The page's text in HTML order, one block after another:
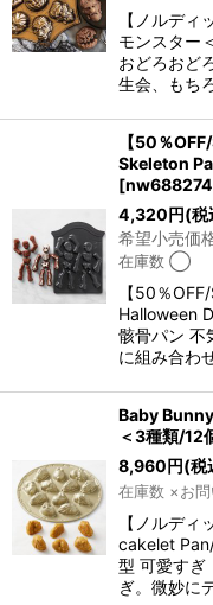
【ノルデ
モンスター
おどろおど
生会、もち
【50％
Skeleton
[
4,320円(税
希望小売価
在庫数 ◯
【50％
Halloween
骸骨パン 不
に組み合わ
Baby
＜3種類/12
8,960円(税
在庫数 ×お
【ノルデ
cakelet
型 可愛すぎ
ぎ。微妙に